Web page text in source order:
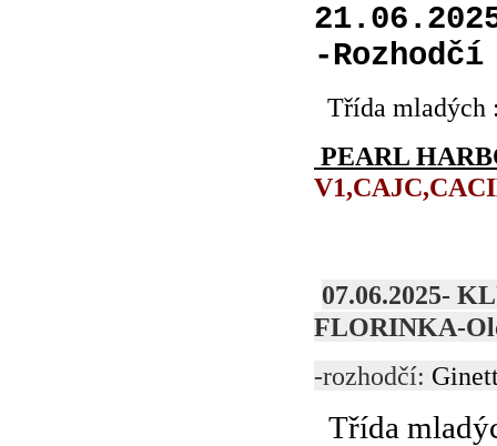
21.06.2025
-
Třída mladých
PEARL
07.06.2025-
FLORINKA-
-rozhodčí:
Třída